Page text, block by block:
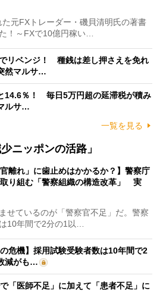
元FXトレーダー・磯貝清明氏の著書
！～FXで10億円稼い…
でリベンジ！ 種銭は差し押さえを免れ
然マルサ…
14.6％！ 毎日5万円超の延滞税が積み
ルサ…
一覧を見る
ニッポンの活路」
官離れ」に歯止めはかかるか？】警察庁
り組む「警察組織の構造改革」 実
せているのが「警察官不足」だ。警察
10年間で2分の1以…
危機】採用試験受験者数は10年間で2
減がも…
「医師不足」に加えて「患者不足」に